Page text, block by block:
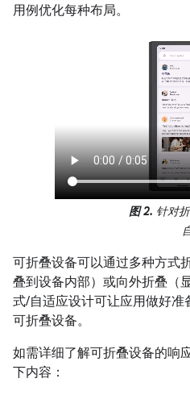
用例优化每种布局。
图 2. 针对
可折叠设备可以通过多种方式
叠到设备内部）或向外折叠（
式/自适应设计可让应用做好
可折叠设备。
如需详细了解可折叠设备的响
下内容：